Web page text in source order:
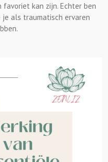
favoriet kan zijn. Echter ben
als traumatisch ervaren